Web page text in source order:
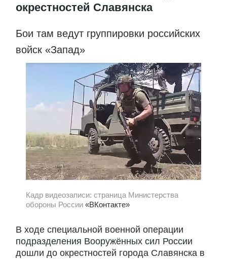
окрестностей Славянска
Бои там ведут группировки российских
войск «Запад»
Кадр видеозаписи: страница Министерства
обороны России «ВКонтакте»
В ходе специальной военной операции
подразделения Вооружённых сил России
дошли до окрестностей города Славянска в